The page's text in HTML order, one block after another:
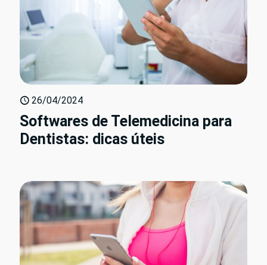
26/04/2024
Softwares de Telemedicina para
Dentistas: dicas úteis